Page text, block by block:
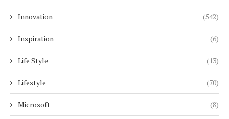
Innovation (542)
Inspiration (6)
Life Style (13)
Lifestyle (70)
Microsoft (8)